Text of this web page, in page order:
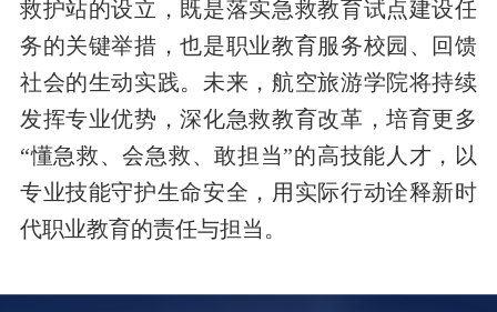
救护站的设立，既是落实急救教育试点建设任
务的关键举措，也是职业教育服务校园、回馈
社会的生动实践。未来，航空旅游学院将持续
发挥专业优势，深化急救教育改革，培育更多
“懂急救、会急救、敢担当”的高技能人才，以
专业技能守护生命安全，用实际行动诠释新时
代职业教育的责任与担当。